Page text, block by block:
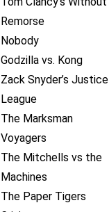
Remorse
Nobody
Godzilla vs. Kong
Zack Snyder’s Justice
League
The Marksman
Voyagers
The Mitchells vs the
Machines
The Paper Tigers